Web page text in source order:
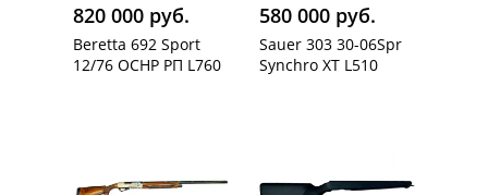
820 000 руб.
Beretta 692 Sport
12/76 OCHP РП L760
580 000 руб.
Sauer 303 30-06Spr
Synchro XT L510